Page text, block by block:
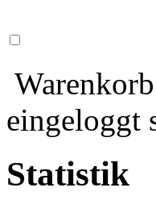
eingeloggt
Statistik